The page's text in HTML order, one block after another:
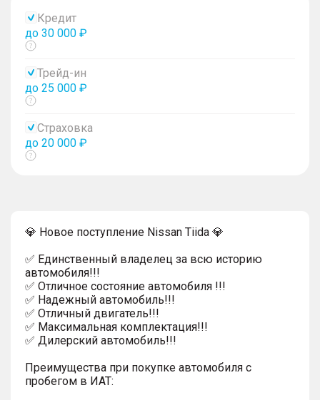
Кредит
до 30 000 ₽
Показать
Трейд-ин
до 25 000 ₽
Показать
Страховка
до 20 000 ₽
Показать
💎 Новое поступление Nissan Tiida 💎
✅ Единственный владелец за всю историю
автомобиля!!!
✅ Отличное состояние автомобиля !!!
✅ Надежный автомобиль!!!
✅ Отличный двигатель!!!
✅ Максимальная комплектация!!!
✅ Дилерский автомобиль!!!
Преимущества при покупке автомобиля с
пробегом в ИАТ: